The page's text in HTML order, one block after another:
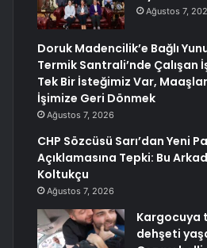
Ağustos 7,
Doruk Madencilik’e Bağlı
Termik Santrali’nde Çalışan
Tek Bir İsteğimiz Var,
İşimize Geri Dönmek
Ağustos 7, 2026
CHP Sözcüsü Sarı’dan Yeni
Açıklamasına Tepki: Bu
Koltukçu
Ağustos 7, 2026
Kargocuya
dehşeti